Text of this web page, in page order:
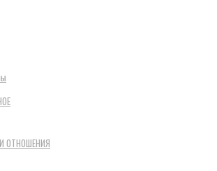
ОТНОШЕНИЯ